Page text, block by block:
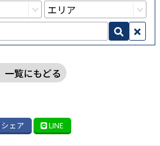
一覧にもどる
ェア LINE